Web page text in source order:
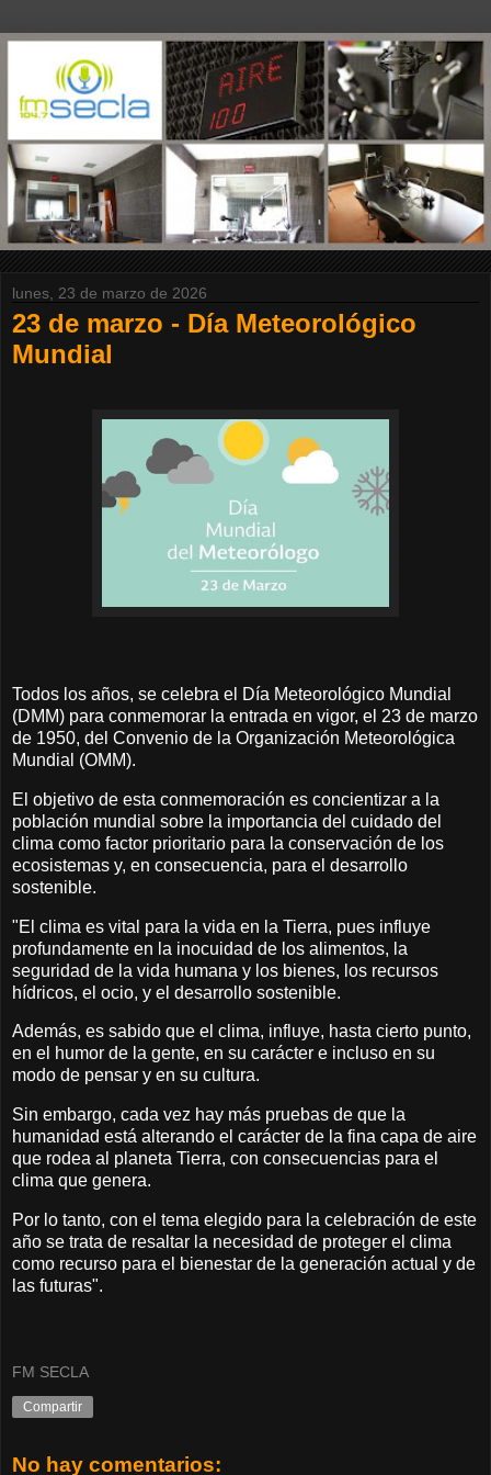
lunes, 23 de marzo de 2026
23 de marzo - Día Meteorológico
Mundial
Todos los años, se celebra el Día Meteorológico Mundial
(DMM) para conmemorar la entrada en vigor, el 23 de marzo
de 1950, del Convenio de la Organización Meteorológica
Mundial (OMM).
El objetivo de esta conmemoración es concientizar a la
población mundial sobre la importancia del cuidado del
clima como factor prioritario para la conservación de los
ecosistemas y, en consecuencia, para el desarrollo
sostenible.
"El clima es vital para la vida en la Tierra, pues influye
profundamente en la inocuidad de los alimentos, la
seguridad de la vida humana y los bienes, los recursos
hídricos, el ocio, y el desarrollo sostenible.
Además, es sabido que el clima, influye, hasta cierto punto,
en el humor de la gente, en su carácter e incluso en su
modo de pensar y en su cultura.
Sin embargo, cada vez hay más pruebas de que la
humanidad está alterando el carácter de la fina capa de aire
que rodea al planeta Tierra, con consecuencias para el
clima que genera.
Por lo tanto, con el tema elegido para la celebración de este
año se trata de resaltar la necesidad de proteger el clima
como recurso para el bienestar de la generación actual y de
las futuras".
FM SECLA
Compartir
No hay comentarios: